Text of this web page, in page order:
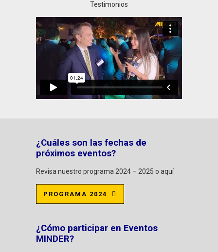
Testimonios
¿Cuáles son las fechas de
próximos eventos?
Revisa nuestro programa 2024 – 2025 o aquí
PROGRAMA 2024
¿Cómo participar en Eventos
MINDER?